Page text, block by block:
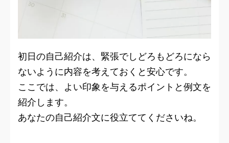
初日の自己紹介は、緊張でしどろもどろになら
ないように内容を考えておくと安心です。
ここでは、よい印象を与えるポイントと例文を
紹介します。
あなたの自己紹介文に役立ててくださいね。